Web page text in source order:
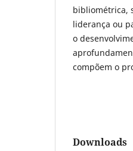
bibliométrica,
liderança ou
o
compõem o
Downloads